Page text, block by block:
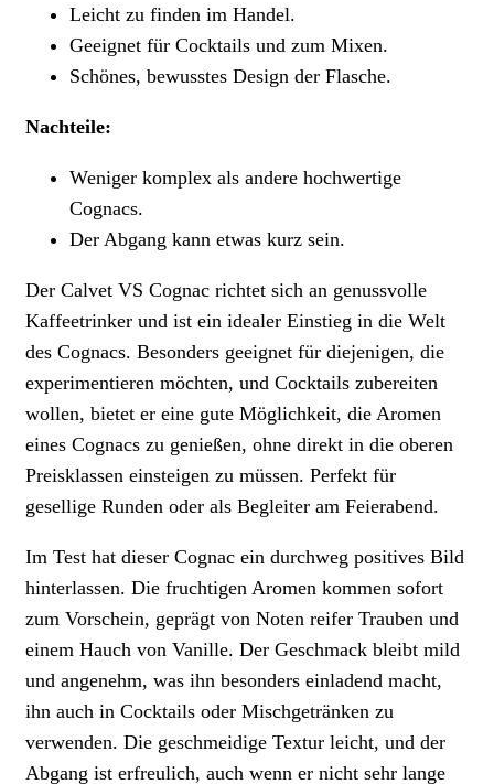
Leicht zu finden im Handel.
Geeignet für Cocktails und zum Mixen.
Schönes, bewusstes Design der Flasche.
Nachteile:
Weniger komplex als andere hochwertige
Cognacs.
Der Abgang kann etwas kurz sein.
Der Calvet VS Cognac richtet sich an genussvolle
Kaffeetrinker und ist ein idealer Einstieg in die Welt
des Cognacs. Besonders geeignet für diejenigen, die
experimentieren möchten, und Cocktails zubereiten
wollen, bietet er eine gute Möglichkeit, die Aromen
eines Cognacs zu genießen, ohne direkt in die oberen
Preisklassen einsteigen zu müssen. Perfekt für
gesellige Runden oder als Begleiter am Feierabend.
Im Test hat dieser Cognac ein durchweg positives Bild
hinterlassen. Die fruchtigen Aromen kommen sofort
zum Vorschein, geprägt von Noten reifer Trauben und
einem Hauch von Vanille. Der Geschmack bleibt mild
und angenehm, was ihn besonders einladend macht,
ihn auch in Cocktails oder Mischgetränken zu
verwenden. Die geschmeidige Textur leicht, und der
Abgang ist erfreulich, auch wenn er nicht sehr lange